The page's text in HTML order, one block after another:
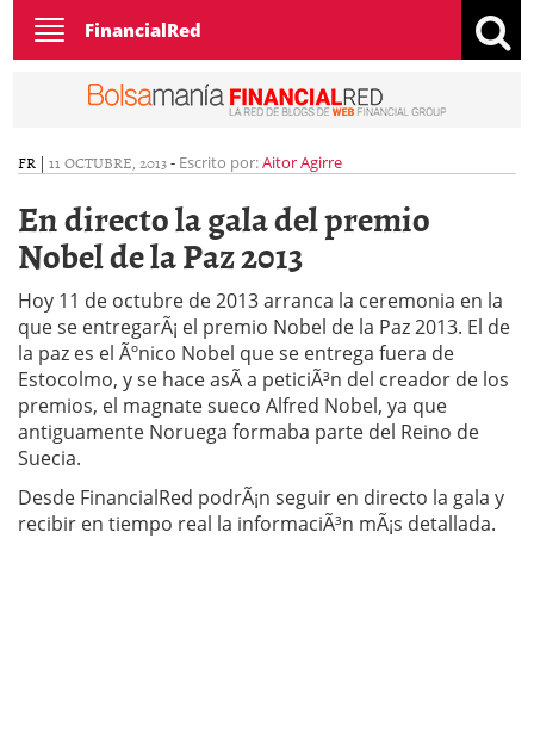
Toggle
navigation
FinancialRed
FR | 11 OCTUBRE, 2013- Escrito por:Aitor Agirre
En directo la gala del premio
Nobel de la Paz 2013
Hoy 11 de octubre de 2013 arranca la ceremonia en la
que se entregarÃ¡ el premio Nobel de la Paz 2013. El de
la paz es el Ãºnico Nobel que se entrega fuera de
Estocolmo, y se hace asÃ­ a peticiÃ³n del creador de los
premios, el magnate sueco Alfred Nobel, ya que
antiguamente Noruega formaba parte del Reino de
Suecia.
Desde FinancialRed podrÃ¡n seguir en directo la gala y
recibir en tiempo real la informaciÃ³n mÃ¡s detallada.